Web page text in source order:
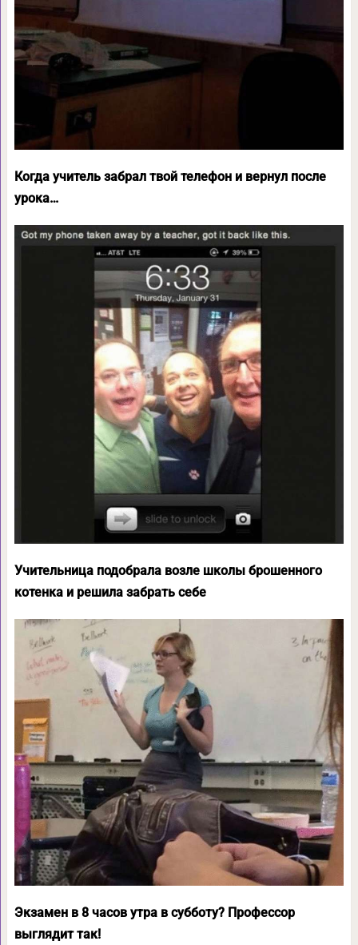
Когда учитель забрал твой телефон и вернул после
урока…
Учительница подобрала возле школы брошенного
котенка и решила забрать себе
Экзамен в 8 часов утра в субботу? Профессор
выглядит так!